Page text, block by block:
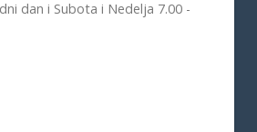
dan i Subota i Nedelja 7.00 -